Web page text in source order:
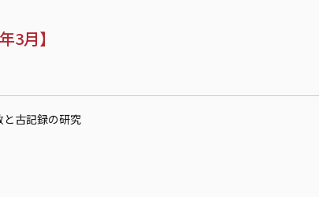
3月】
古記録の研究